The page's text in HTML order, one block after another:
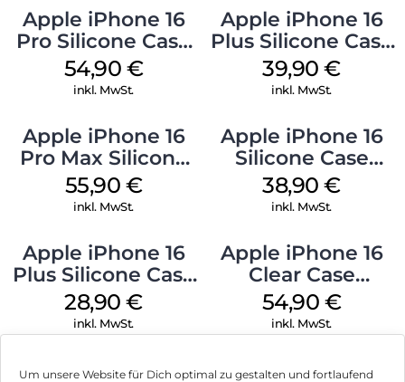
Um unsere Website für Dich optimal zu gestalten und fortlaufend
Apple iPhone 16
Pro Silicone Case
MagSafe Black
54,90 €
inkl. MwSt.
Apple iPhone 16
Plus Silicone Case
MagSafe Plum
39,90€
inkl. MwSt.
Apple iPhone 16
Pro Max Silicone
Case MagSafe
Stone Gray
55,90 €
inkl. MwSt.
Apple iPhone 16
Silicone Case
MagSafe
Ultramarine
38,90€
inkl. MwSt.
Apple iPhone 16
Plus Silicone Case
MagSafe Black
28,90€
inkl. MwSt.
Apple iPhone 16
Clear Case
MagSafe
Transparent
54,90 €
inkl. MwSt.